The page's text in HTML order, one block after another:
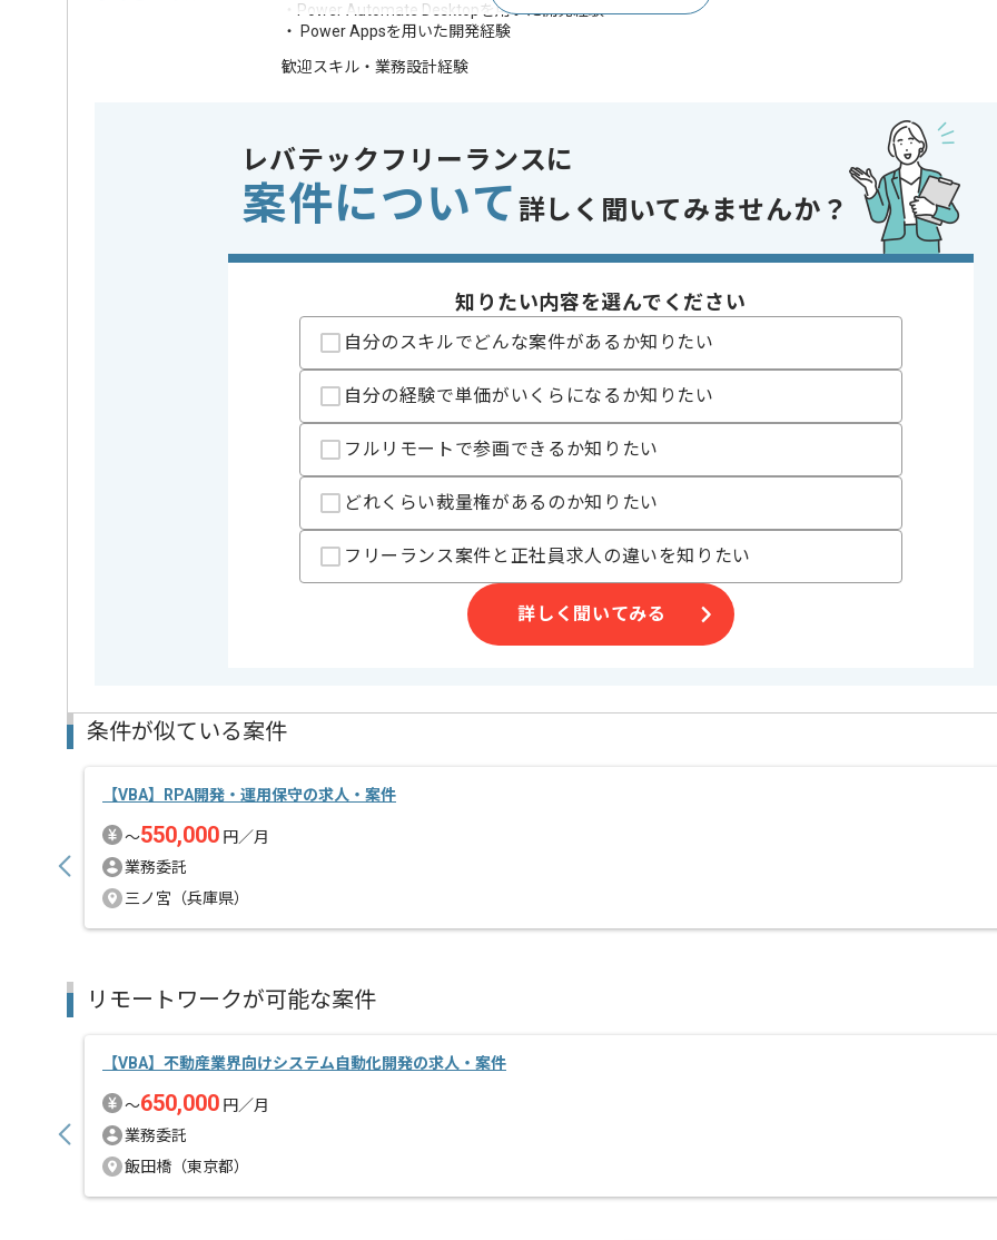
・Power Automate Desktopを用いた開発経験
・ Power Appsを用いた開発経験
歓迎スキル ・業務設計経験
精算条件
有
精算基準時間
160時間〜180時間
支払いサイト
15日
週2日～3日ほどリモートでの作業を想定しております。
レバテックフリーランスに
案件について 詳しく聞いてみませんか？
知りたい内容を選んでください
自分のスキルでどんな案件があるか知りたい
自分の経験で単価がいくらになるか知りたい
フルリモートで参画できるか知りたい
どれくらい裁量権があるのか知りたい
フリーランス案件と正社員求人の違いを知りたい
詳しく聞いてみる
条件が似ている案件
【VBA】RPA開発・運用保守の求人・案件
〜550,000 円／月
業務委託
三ノ宮（兵庫県）
リモートワークが可能な案件
【VBA】不動産業界向けシステム自動化開発の求人・案件
〜650,000 円／月
業務委託
飯田橋（東京都）